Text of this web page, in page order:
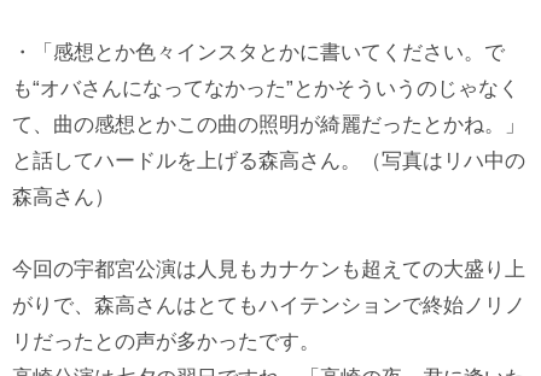
・「感想とか色々インスタとかに書いてください。で
も“オバさんになってなかった”とかそういうのじゃなく
て、曲の感想とかこの曲の照明が綺麗だったとかね。」
と話してハードルを上げる森高さん。（写真はリハ中の
森高さん）
今回の宇都宮公演は人見もカナケンも超えての大盛り上
がりで、森高さんはとてもハイテンションで終始ノリノ
リだったとの声が多かったです。